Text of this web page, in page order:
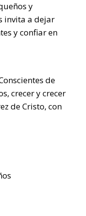
y
invita a dejar
y confiar en
de
crecer y crecer
de Cristo, con